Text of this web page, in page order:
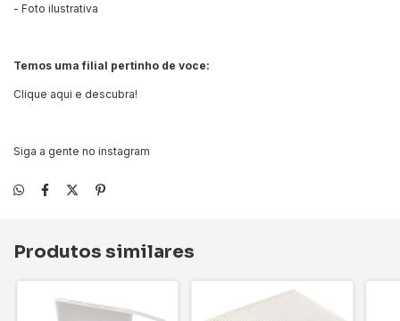
- Foto ilustrativa
Temos uma filial pertinho de voce:
Clique aqui e descubra!
Siga a gente no instagram
Produtos similares